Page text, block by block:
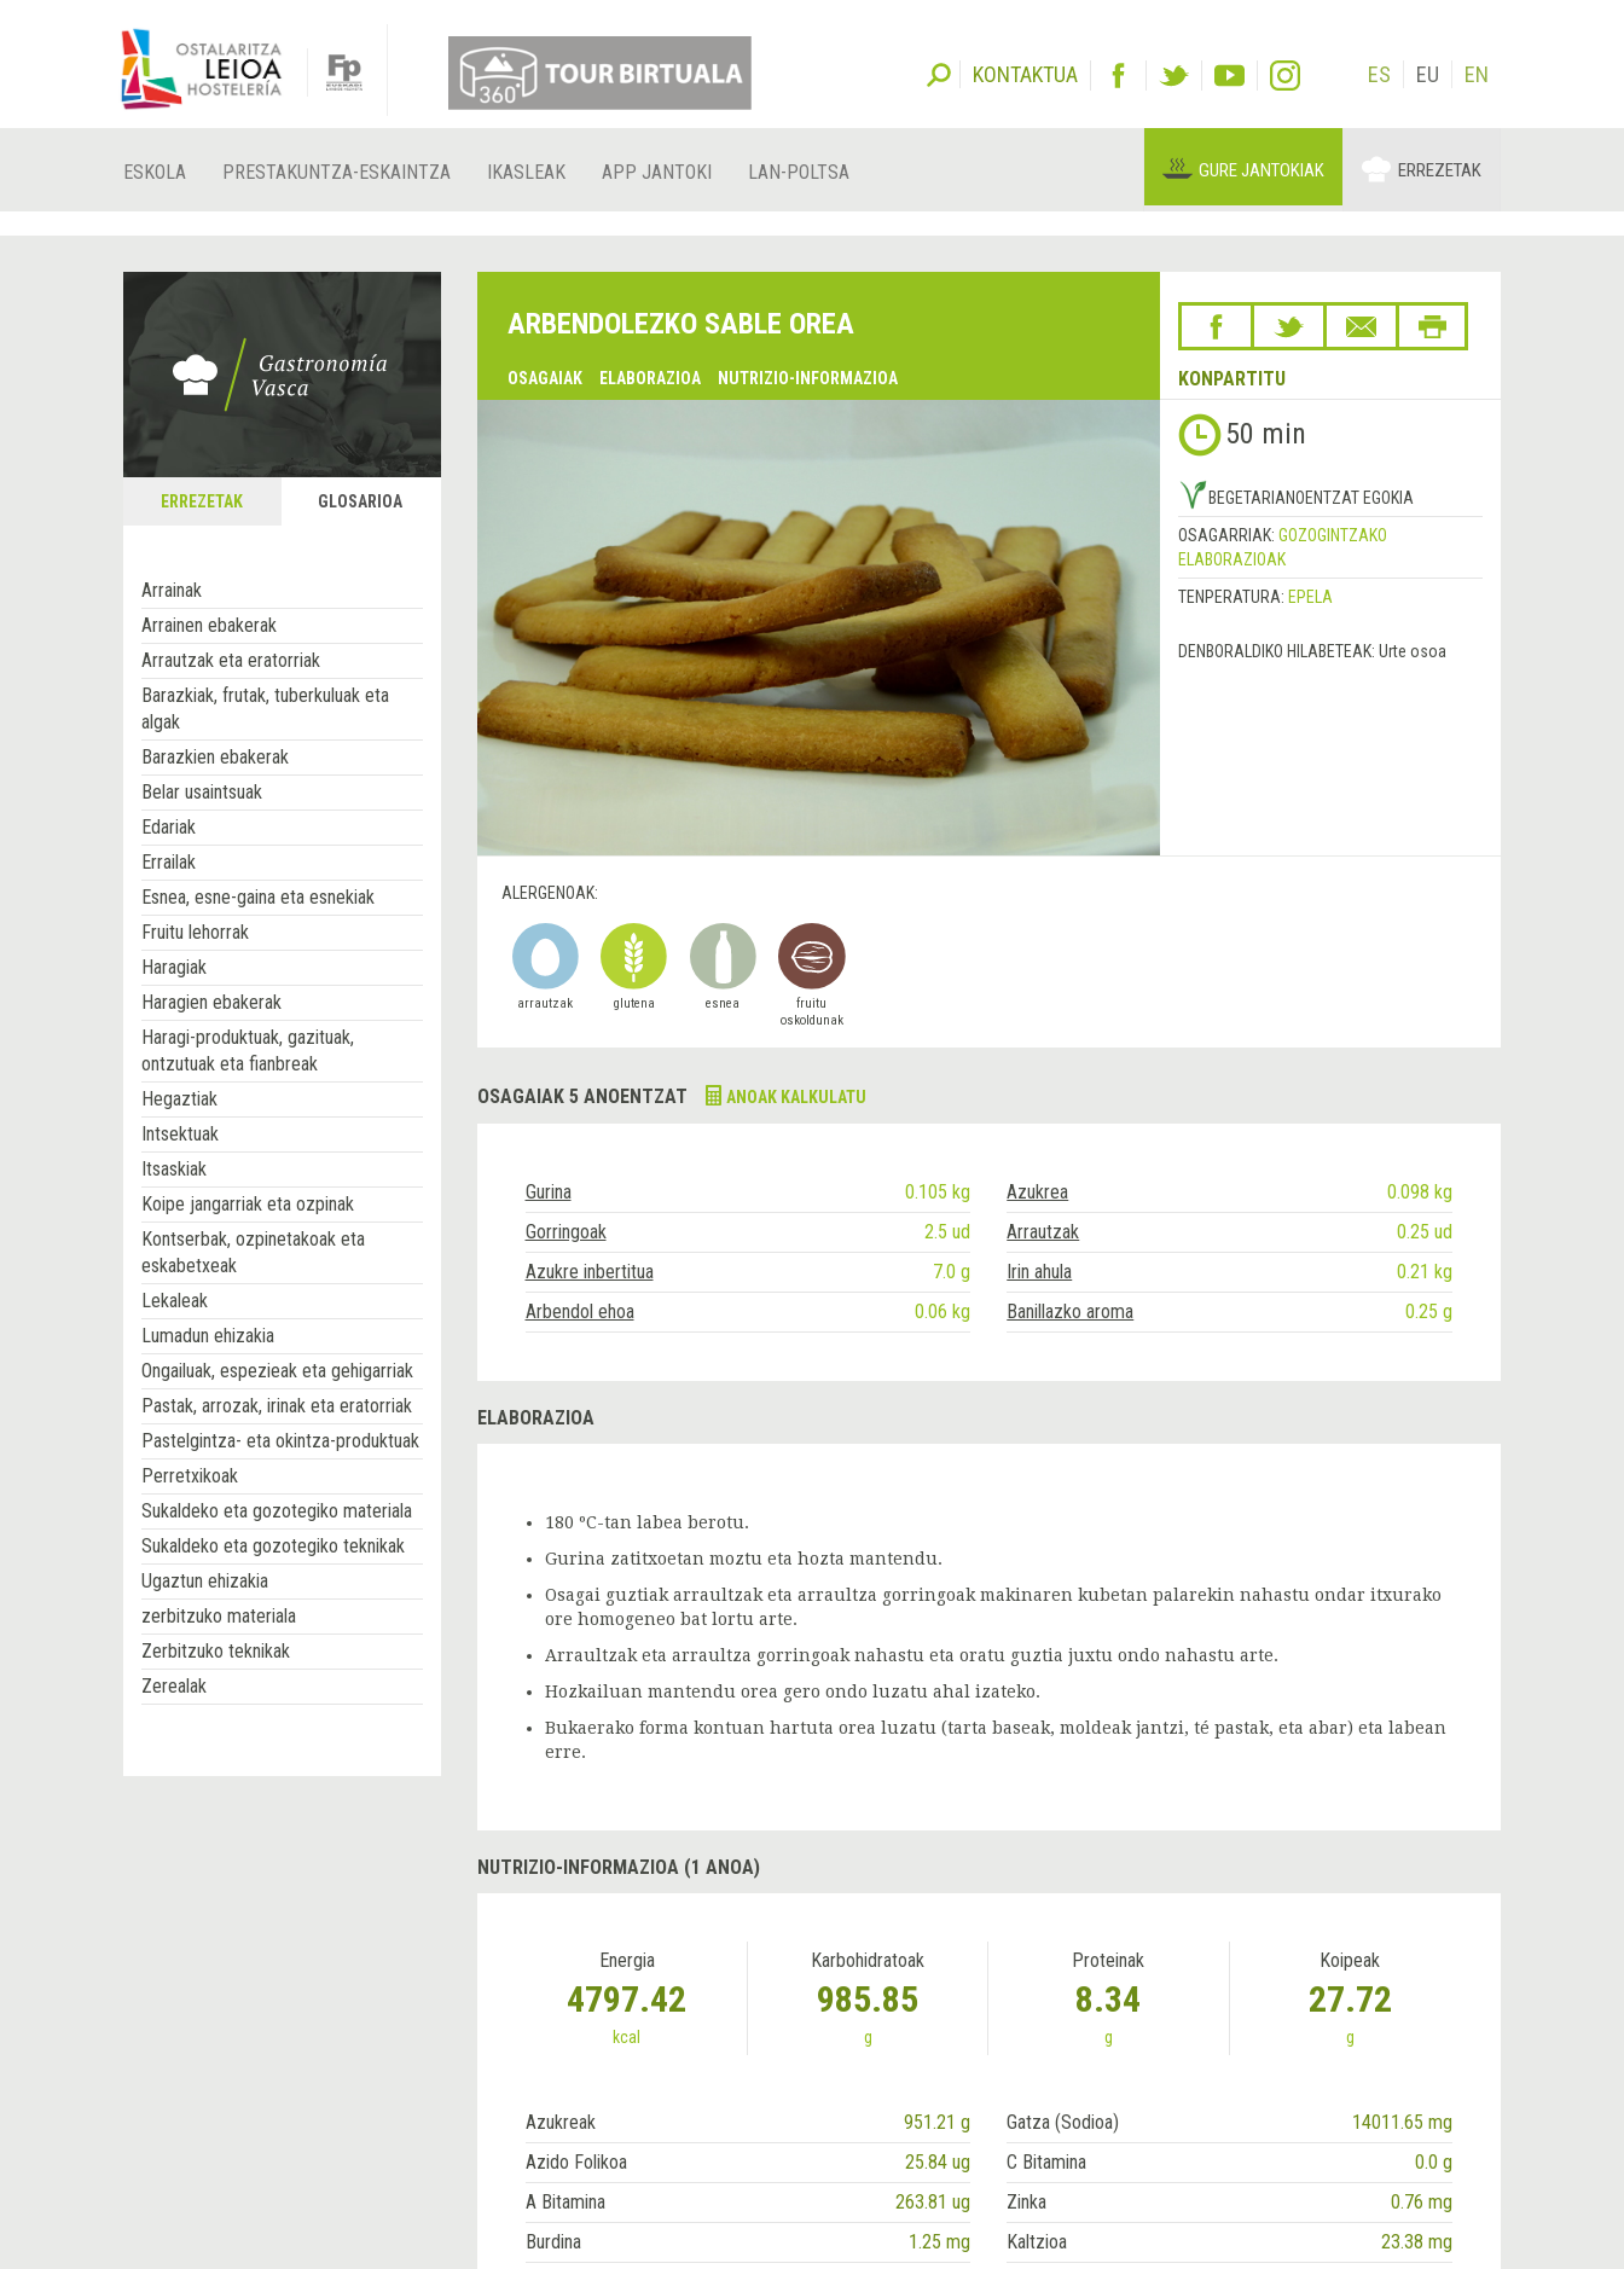
KONTAKTUA ES EU EN
ESKOLA PRESTAKUNTZA-ESKAINTZA IKASLEAK APP JANTOKI LAN-POLTSA GURE JANTOKIAK ERREZETAK
ERREZETAK GLOSARIOA
Arrainak
Arrainen ebakerak
Arrautzak eta eratorriak
Barazkiak, frutak, tuberkuluak eta
algak
Barazkien ebakerak
Belar usaintsuak
Edariak
Errailak
Esnea, esne-gaina eta esnekiak
Fruitu lehorrak
Haragiak
Haragien ebakerak
Haragi-produktuak, gazituak,
ontzutuak eta fianbreak
Hegaztiak
Intsektuak
Itsaskiak
Koipe jangarriak eta ozpinak
Kontserbak, ozpinetakoak eta
eskabetxeak
Lekaleak
Lumadun ehizakia
Ongailuak, espezieak eta gehigarriak
Pastak, arrozak, irinak eta eratorriak
Pastelgintza- eta okintza-produktuak
Perretxikoak
Sukaldeko eta gozotegiko materiala
Sukaldeko eta gozotegiko teknikak
Ugaztun ehizakia
zerbitzuko materiala
Zerbitzuko teknikak
Zerealak
ARBENDOLEZKO SABLE OREA
OSAGAIAK ELABORAZIOA NUTRIZIO-INFORMAZIOA KONPARTITU
50 min
BEGETARIANOENTZAT EGOKIA
OSAGARRIAK: GOZOGINTZAKO
ELABORAZIOAK
TENPERATURA: EPELA
DENBORALDIKO HILABETEAK: Urte osoa
ALERGENOAK:
arrautzak glutena esnea
fruitu
oskoldunak
OSAGAIAK 5 ANOENTZAT ANOAK KALKULATU
Gurina 0.105 kg Azukrea
0.098 kg
Gorringoak
2.5 ud Arrautzak
0.25 ud
Azukre inbertitua
7.0 g Irin ahula
0.21 kg
Arbendol ehoa
0.06 kg Banillazko aroma 0.25 g
ELABORAZIOA
180 ºC-tan labea berotu.
Gurina zatitxoetan moztu eta hozta mantendu.
Osagai guztiak arraultzak eta arraultza gorringoak makinaren kubetan palarekin nahastu ondar itxurako
ore homogeneo bat lortu arte.
Arraultzak eta arraultza gorringoak nahastu eta oratu guztia juxtu ondo nahastu arte.
Hozkailuan mantendu orea gero ondo luzatu ahal izateko.
Bukaerako forma kontuan hartuta orea luzatu (tarta baseak, moldeak jantzi, té pastak, eta abar) eta labean
erre.
NUTRIZIO-INFORMAZIOA (1 ANOA)
Energia
4797.42
kcal
Karbohidratoak
985.85
g
Proteinak
8.34
g
Koipeak
27.72
g
Azukreak 951.21 g Gatza (Sodioa)
14011.65 mg
Azido Folikoa
25.84 ug C Bitamina
0.0 g
A Bitamina
263.81 ug Zinka
0.76 mg
Burdina
1.25 mg Kaltzioa
23.38 mg